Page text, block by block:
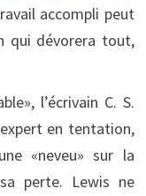
accompli peut
qui dévorera tout,
l’écrivain C. S.
en tentation,
«neveu» sur la
perte. Lewis ne